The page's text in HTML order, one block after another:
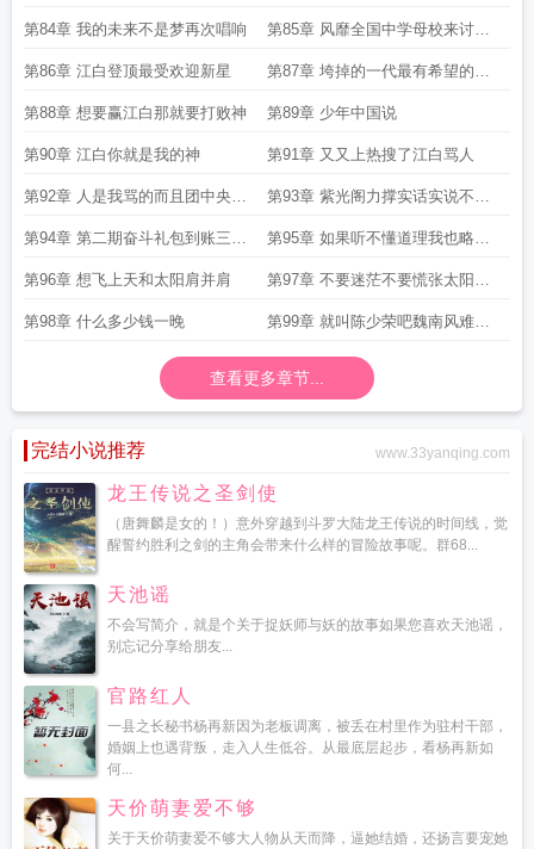
第84章 我的未来不是梦再次唱响 第85章 风靡全国中学母校来讨校
歌
第86章 江白登顶最受欢迎新星 第87章 垮掉的一代最有希望的一
代
第88章 想要赢江白那就要打败神 第89章 少年中国说
第90章 江白你就是我的神 第91章 又又上热搜了江白骂人
第92章 人是我骂的而且团中央还
转发了
第93章 紫光阁力撑实话实说不算
骂人
第94章 第二期奋斗礼包到账三期
启动
第95章 如果听不懂道理我也略懂
拳脚了
第96章 想飞上天和太阳肩并肩 第97章 不要迷茫不要慌张太阳下
山还有月亮
第98章 什么多少钱一晚 第99章 就叫陈少荣吧魏南风难受
了
查看更多章节...
完结小说推荐 www.33yanqing.com
龙王传说之圣剑使
（唐舞麟是女的！）意外穿越到斗罗大陆龙王传说的时间线，觉
醒誓约胜利之剑的主角会带来什么样的冒险故事呢。群68...
天池谣
不会写简介，就是个关于捉妖师与妖的故事如果您喜欢天池谣，
别忘记分享给朋友...
官路红人
一县之长秘书杨再新因为老板调离，被丢在村里作为驻村干部，
婚姻上也遇背叛，走入人生低谷。从最底层起步，看杨再新如
何...
天价萌妻爱不够
关于天价萌妻爱不够大人物从天而降，逼她结婚，还扬言要宠她